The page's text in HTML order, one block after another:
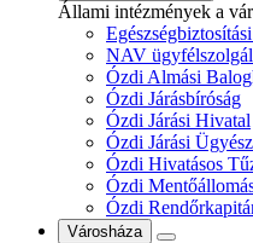
Állami intézmények a
NAV
Ózdi Almási
Ózdi Járásbíróság
Ózdi Járási Hivatal
Ózdi Járási
Ózdi Hivatásos
Ózdi
Ózdi
Városháza